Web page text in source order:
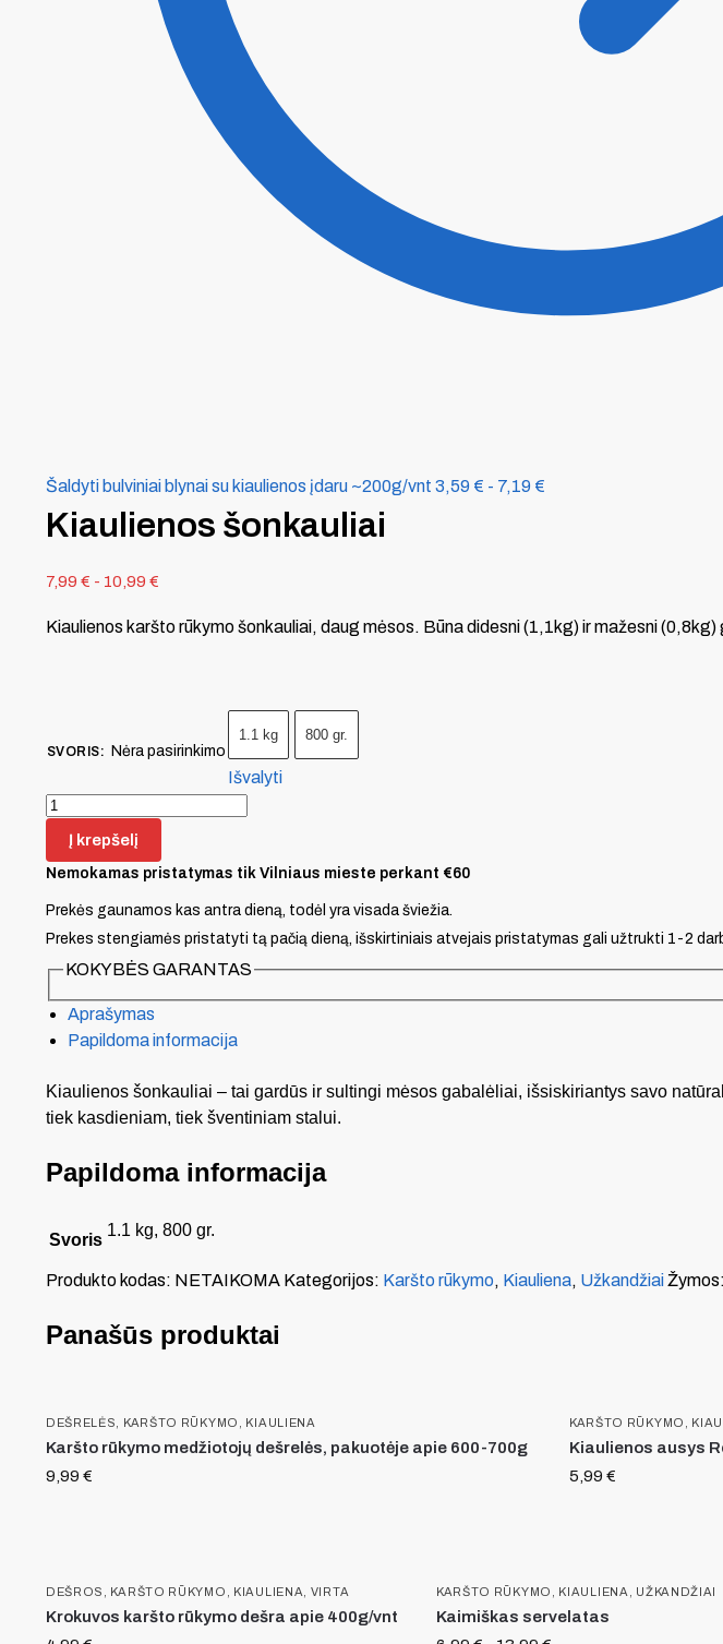
Šaldyti bulviniai blynai su kiaulienos įdaru ~200g/vnt 3,59 € - 7,19 €
Kiaulienos šonkauliai
7,99 € - 10,99 €
Kiaulienos karšto rūkymo šonkauliai, daug mėsos. Būna didesni (1,1kg) ir mažesni (0,8kg)
SVORIS: Nėra pasirinkimo
1.1 kg 800 gr.
Išvalyti
Į krepšelį
Nemokamas pristatymas tik Vilniaus mieste perkant €60
Prekės gaunamos kas antra dieną, todėl yra visada šviežia.
Prekes stengiamės pristatyti tą pačią dieną, išskirtiniais atvejais pristatymas gali užtrukti 1-2
KOKYBĖS GARANTAS
Aprašymas
Papildoma informacija
Kiaulienos šonkauliai – tai gardūs ir sultingi mėsos gabalėliai, išsiskiriantys savo
tiek kasdieniam, tiek šventiniam stalui.
Papildoma informacija
Svoris
1.1 kg, 800 gr.
Produkto kodas: NETAIKOMA Kategorijos: Karšto rūkymo, Kiauliena, Užkandžiai Žymos:
Panašūs produktai
DEŠRELĖS, KARŠTO RŪKYMO , KIAULIENA
Karšto rūkymo medžiotojų dešrelės, pakuotėje apie 600-700g
9,99 €
KARŠTO RŪKYMO ,
Kiaulienos ausys
5,99 €
DEŠROS , KARŠTO RŪKYMO , KIAULIENA, VIRTA
Krokuvos karšto rūkymo dešra apie 400g/vnt
KARŠTO RŪKYMO , KIAULIENA, UŽKANDŽIAI
Kaimiškas servelatas